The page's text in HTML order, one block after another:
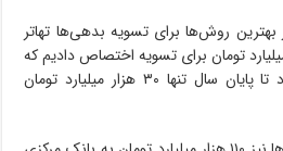
روش‌ها بر‌ا‌ی تسویه بدهی‌ها تهاتر
سال ۹۷، ۱۰۰ هزار میلیارد تومان بر‌ا‌ی تسویه اختصاص دادیم که
از این مبلغ پیش‌بینی می‌شو‌د تا پایان سال تنها ۳۰ هزار میلیارد تومان